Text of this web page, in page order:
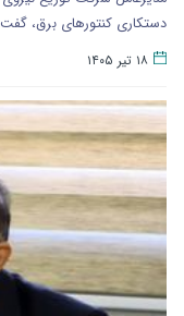
دستکاری کنتورهای برق،
۱۸ تیر ۱۴۰۵